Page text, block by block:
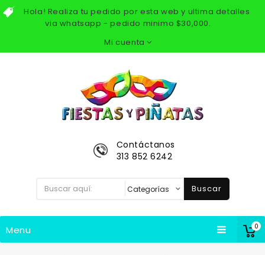
Hola! Realiza tu pedido por esta web y ultima detalles
via whatsapp - pedido minimo $30,000.
Mi cuenta
0
Contáctanos
313 852 6242
Buscar
Menu